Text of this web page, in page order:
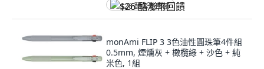
$26 酷澎幣回饋
monAmi FLIP 3 3色油性圓珠筆4件組
0.5mm, 煙燻灰 + 橄欖綠 + 沙色 + 純
米色, 1組